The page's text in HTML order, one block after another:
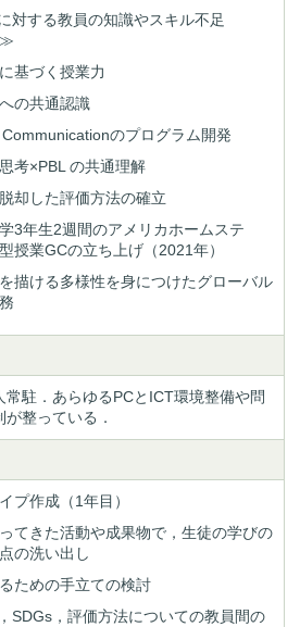
対する教員の知識やスキル不足
≫
基づく授業力
の共通認識
Communicationのプログラム開発
考×PBL の共通理解
却した評価方法の確立
3年生2週間のアメリカホームステ
授業GCの立ち上げ（2021年）
描ける多様性を身につけたグローバル
駐．あらゆるPCとICT環境整備や問
整っている．
プ作成（1年目）
てきた活動や成果物で，生徒の学びの
の洗い出し
ための手立ての検討
SDGs，評価方法についての教員間の